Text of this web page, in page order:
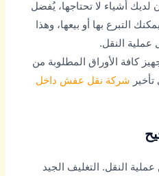
لديك أشياء لا تحتاجها، يُفضل
التبرع بها أو بيعها، وهذا
النقل.
كافة الأوراق المطلوبة من
شركة نقل عفش داخل
النقل. التغليف الجيد